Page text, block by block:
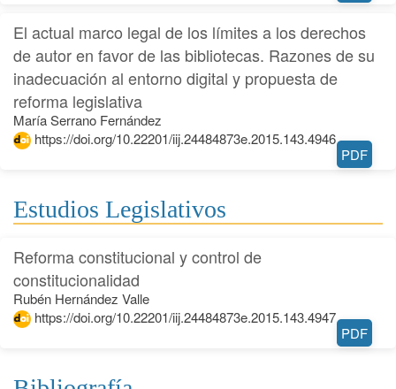
El actual marco legal de los límites a los derechos
de autor en favor de las bibliotecas. Razones de su
inadecuación al entorno digital y propuesta de
reforma legislativa
María Serrano Fernández
https://doi.org/10.22201/iij.24484873e.2015.143.4946
PDF
Estudios Legislativos
Reforma constitucional y control de
constitucionalidad
Rubén Hernández Valle
https://doi.org/10.22201/iij.24484873e.2015.143.4947
PDF